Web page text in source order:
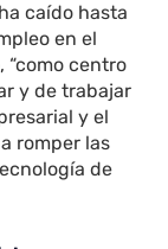
caído hasta
en el
“como centro
y de trabajar
y el
romper las
de